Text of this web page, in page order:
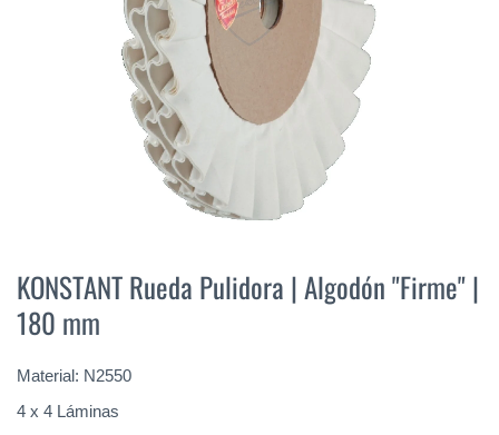
comienzo
de
la
de
imágenes
KONSTANT Rueda Pulidora | Algodón "Firme" |
180 mm
Material: N2550
4 x 4 Láminas